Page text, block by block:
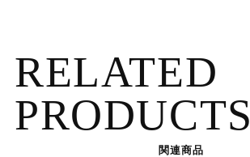
RELATED
PRODUCTS
関連商品